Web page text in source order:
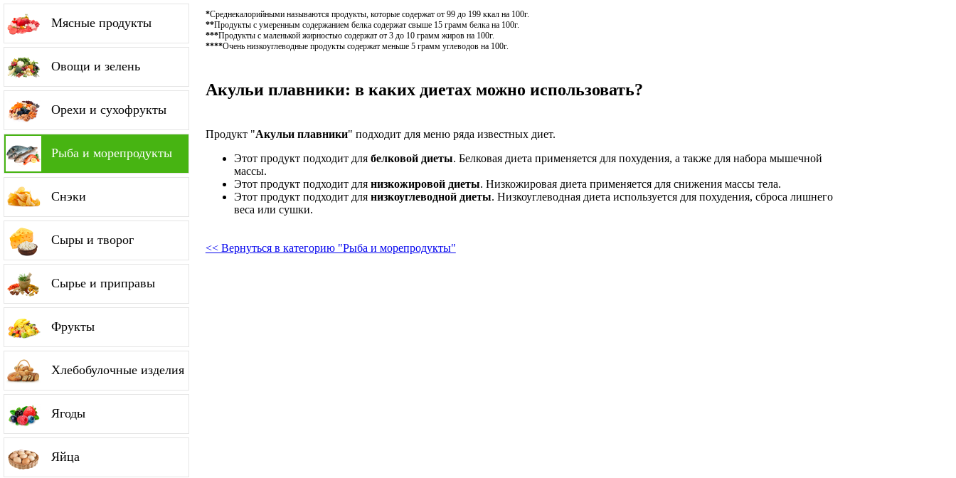
Мясные продукты
Овощи и зелень
Орехи и сухофрукты
Рыба и морепродукты
Снэки
Сыры и творог
Сырье и приправы
Фрукты
Хлебобулочные изделия
Ягоды
Яйца
*Среднекалорийными называются продукты, которые содержат от 99 до 199 ккал на 100г.
**Продукты с умеренным содержанием белка содержат свыше 15 грамм белка на 100г.
***Продукты с маленькой жирностью содержат от 3 до 10 грамм жиров на 100г.
****Очень низкоуглеводные продукты содержат меньше 5 грамм углеводов на 100г.
Акульи плавники: в каких диетах можно использовать?
Продукт "Акульи плавники" подходит для меню ряда известных диет.
Этот продукт подходит для белковой диеты. Белковая диета применяется для похудения, а также для набора мышечной
массы.
Этот продукт подходит для низкожировой диеты. Низкожировая диета применяется для снижения массы тела.
Этот продукт подходит для низкоуглеводной диеты. Низкоуглеводная диета используется для похудения, сброса лишнего
веса или сушки.
<< Вернуться в категорию "Рыба и морепродукты"